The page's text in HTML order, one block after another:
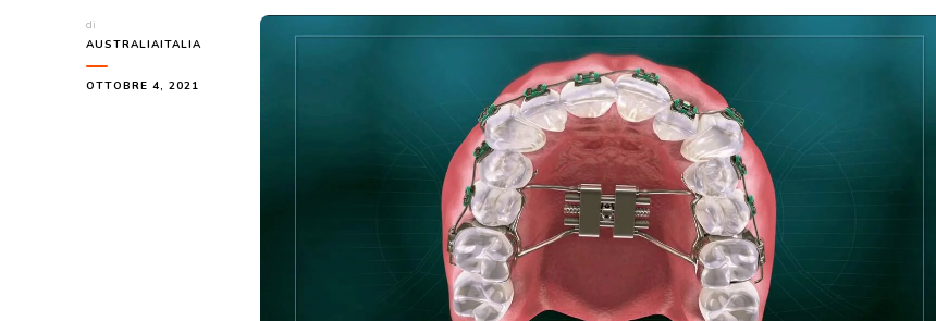
di
AUSTRALIAITALIA
OTTOBRE 4, 2021